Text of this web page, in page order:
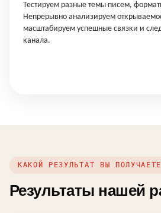
Тестируем разные темы писем,
Непрерывно анализируем
масштабируем успешные связки и
канала.
КАКОЙ РЕЗУЛЬТАТ ВЫ ПОЛУЧАЕТЕ
Результаты нашей